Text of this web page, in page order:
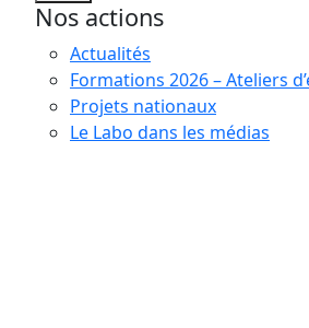
Nos actions
Actualités
Formations 2026 – Ateliers
Projets nationaux
Le Labo dans les médias